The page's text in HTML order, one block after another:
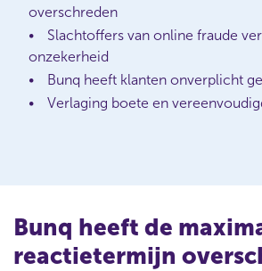
overschreden
Slachtoffers van online fraude
onzekerheid
Bunq heeft klanten onverplicht
Verlaging boete en
Bunq heeft de
reactietermijn